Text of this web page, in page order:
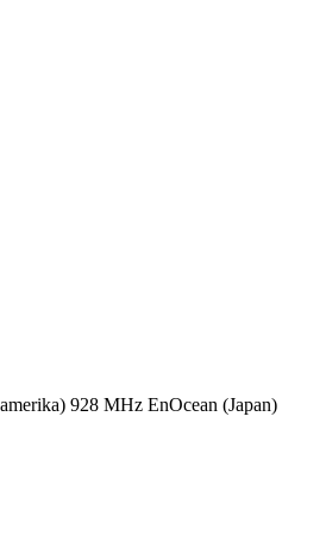
928 MHz EnOcean (Japan)